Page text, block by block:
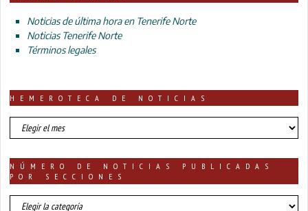
Noticias de última hora en Tenerife Norte
Noticias Tenerife Norte
Términos legales
HEMEROTECA DE NOTICIAS
HEMEROTECA
DE
NÚMERO DE NOTICIAS PUBLICADAS
POR SECCIONES
número